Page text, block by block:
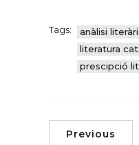
Tags: anàlisi
literatura
prescipció
Previous